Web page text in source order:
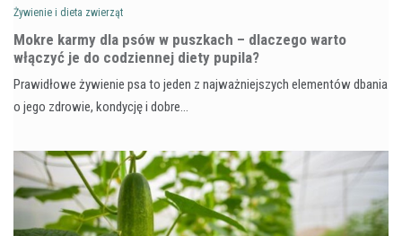
Żywienie i dieta zwierząt
Mokre karmy dla psów w puszkach – dlaczego warto
włączyć je do codziennej diety pupila?
Prawidłowe żywienie psa to jeden z najważniejszych elementów dbania
o jego zdrowie, kondycję i dobre…